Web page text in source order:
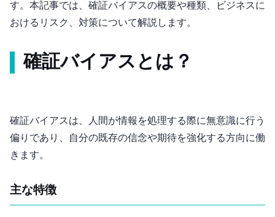
す。本記事では、確証バイアスの概要や種類、ビジネスに
おけるリスク、対策について解説します。
確証バイアスとは？
確証バイアスは、人間が情報を処理する際に無意識に行う
偏りであり、自分の既存の信念や期待を強化する方向に働
きます。
主な特徴